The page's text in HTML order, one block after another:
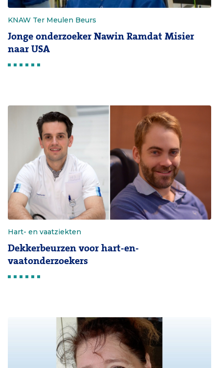
KNAW Ter Meulen Beurs
Jonge onderzoeker Nawin Ramdat Misier
naar USA
Hart- en vaatziekten
Dekkerbeurzen voor hart-en-
vaatonderzoekers